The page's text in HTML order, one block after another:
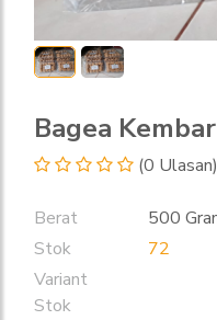
Bagea Kembar
(0 Ulasan)
Berat
500
Stok
72
Variant
Stok